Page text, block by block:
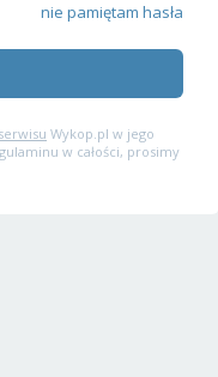
nie pamiętam hasła
Wykop.pl w jego
w całości, prosimy